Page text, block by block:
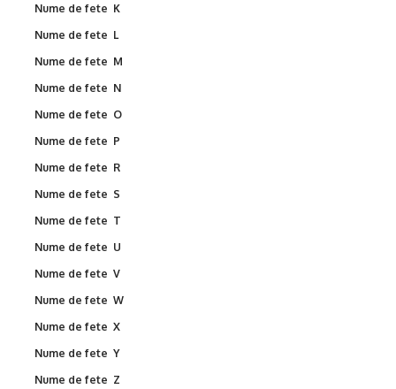
Nume de fete K
Nume de fete L
Nume de fete M
Nume de fete N
Nume de fete O
Nume de fete P
Nume de fete R
Nume de fete S
Nume de fete T
Nume de fete U
Nume de fete V
Nume de fete W
Nume de fete X
Nume de fete Y
Nume de fete Z